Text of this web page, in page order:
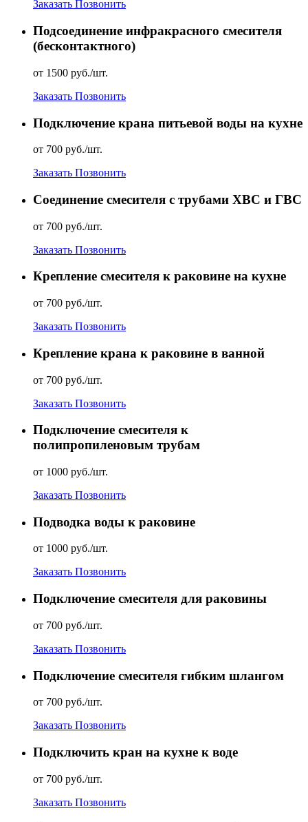
Заказать Позвонить
Подсоединение инфракрасного смесителя
(бесконтактного)
от 1500 руб./шт.
Заказать Позвонить
Подключение крана питьевой воды на кухне
от 700 руб./шт.
Заказать Позвонить
Соединение смесителя с трубами ХВС и ГВС
от 700 руб./шт.
Заказать Позвонить
Крепление смесителя к раковине на кухне
от 700 руб./шт.
Заказать Позвонить
Крепление крана к раковине в ванной
от 700 руб./шт.
Заказать Позвонить
Подключение смесителя к
полипропиленовым трубам
от 1000 руб./шт.
Заказать Позвонить
Подводка воды к раковине
от 1000 руб./шт.
Заказать Позвонить
Подключение смесителя для раковины
от 700 руб./шт.
Заказать Позвонить
Подключение смесителя гибким шлангом
от 700 руб./шт.
Заказать Позвонить
Подключить кран на кухне к воде
от 700 руб./шт.
Заказать Позвонить